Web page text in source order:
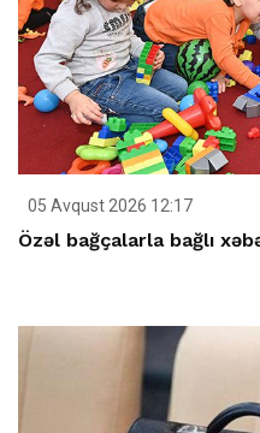
05 Avqust 2026 12:17
Özəl bağçalarla bağlı